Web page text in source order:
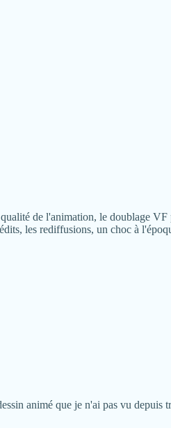
de l'animation, le doublage
les rediffusions, un choc à
animé que je n'ai pas vu depuis